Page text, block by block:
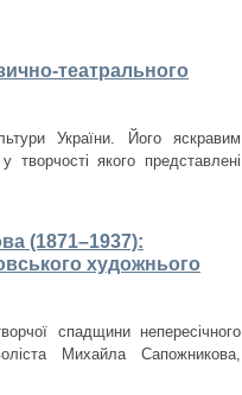
театрального
України. Його яскравим
якого представлені
(1871–1937):
художнього
спадщини непересічного
Михайла Сапожникова,